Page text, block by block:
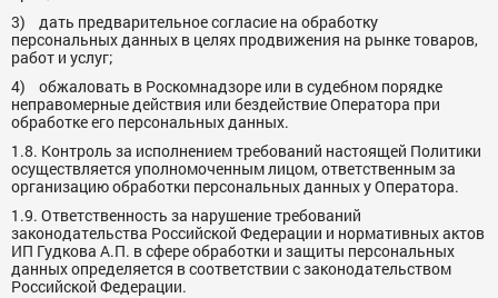
3) дать предварительное согласие на обработку
персональных данных в целях продвижения на рынке товаров,
работ и услуг;
4) обжаловать в Роскомнадзоре или в судебном порядке
неправомерные действия или бездействие Оператора при
обработке его персональных данных.
1.8. Контроль за исполнением требований настоящей Политики
осуществляется уполномоченным лицом, ответственным за
организацию обработки персональных данных у Оператора.
1.9. Ответственность за нарушение требований
законодательства Российской Федерации и нормативных актов
ИП Гудкова А.П. в сфере обработки и защиты персональных
данных определяется в соответствии с законодательством
Российской Федерации.